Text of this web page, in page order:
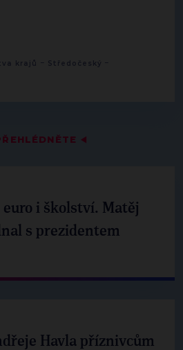
◀
i školství. Matěj
s prezidentem
Havla příznivcům
krajů - Středočeský -